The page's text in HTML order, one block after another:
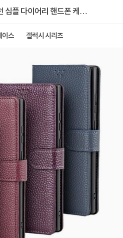
심플 다이어리 핸드폰 케이
이스 갤럭시 시리즈